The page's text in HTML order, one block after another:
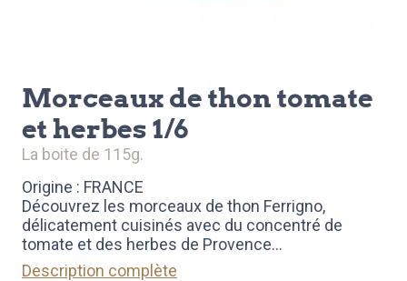
morceaux de thon tomate
et herbes 1/6
la boite de 115g.
Origine : FRANCE
Découvrez les morceaux de thon Ferrigno,
délicatement cuisinés avec du concentré de
tomate et des herbes de Provence...
Description complète